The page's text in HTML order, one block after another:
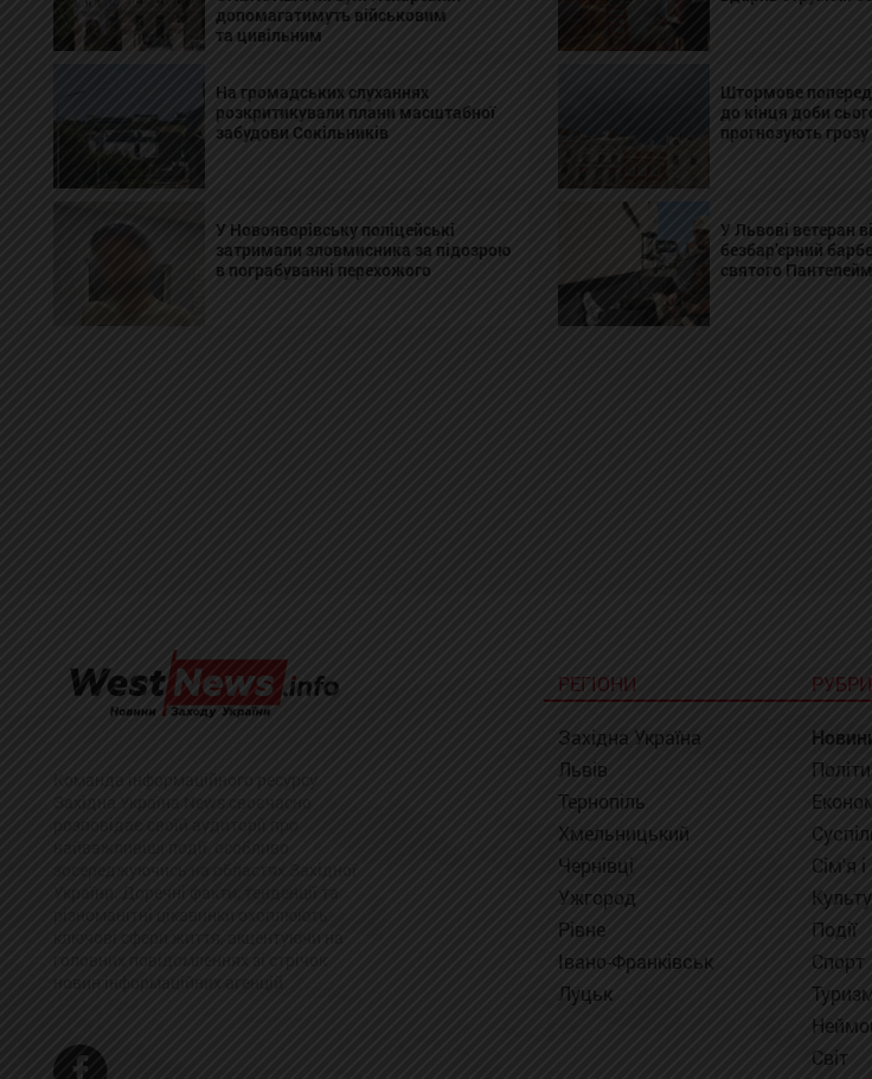
допомагатимуть військовим
та цивільним
На громадських слуханнях
розкритикували плани масштабної
забудови Сокільників
Штормове
до кінця доби
прогнозують грозу
У Новояворівську поліцейські
затримали зловмисника за підозрою
в пограбуванні перехожого
У Львові ветеран
безбар’єрний
святого
РЕГІОНИ
Західна Україна
Львів
Тернопіль
Хмельницький
Чернівці
Ужгород
Рівне
Івано-Франківськ
Луцьк
Сім'я
Події
Спорт
Туризм
Світ